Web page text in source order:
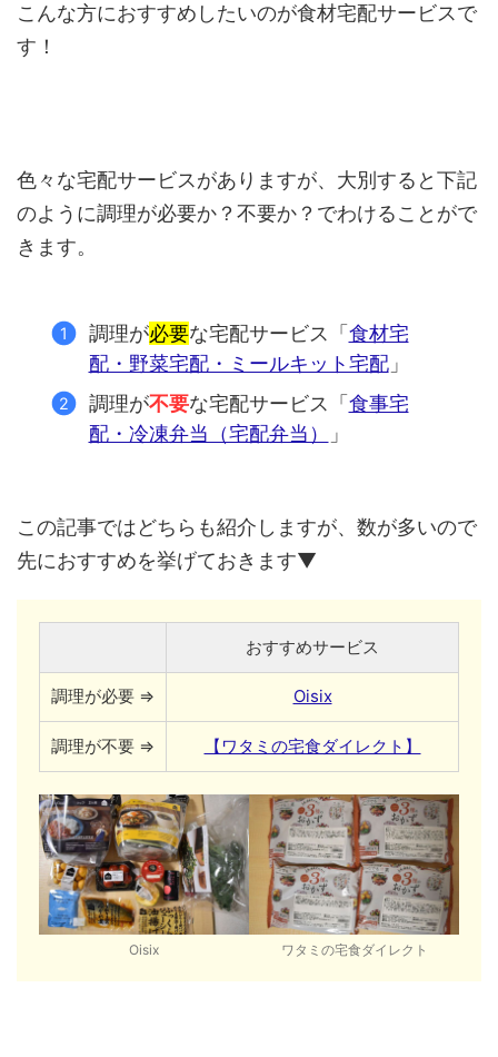
こんな方におすすめしたいのが食材宅配サービスで
す！
色々な宅配サービスがありますが、大別すると下記
のように調理が必要か？不要か？でわけることがで
きます。
調理が必要な宅配サービス「食材宅
配・野菜宅配・ミールキット宅配」
調理が不要な宅配サービス「食事宅
配・冷凍弁当（宅配弁当）
」
この記事ではどちらも紹介しますが、数が多いので
先におすすめを挙げておきます▼
おすすめサービス
調理が必要 ⇒ Oisix
調理が不要 ⇒ 【ワタミの宅食ダイレクト】
Oisix ワタミの宅食ダイレクト